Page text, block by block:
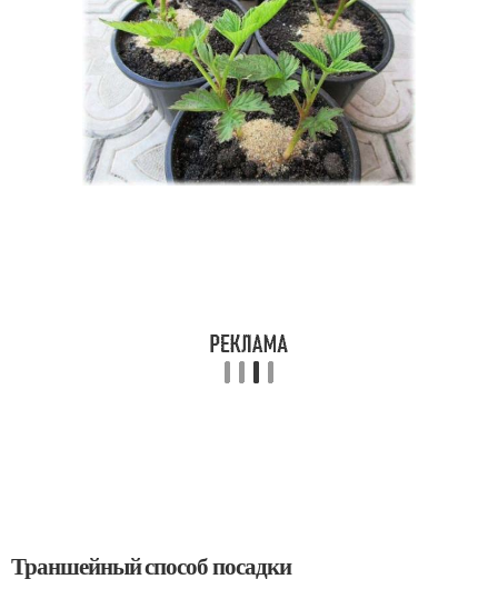
Траншейный способ посадки